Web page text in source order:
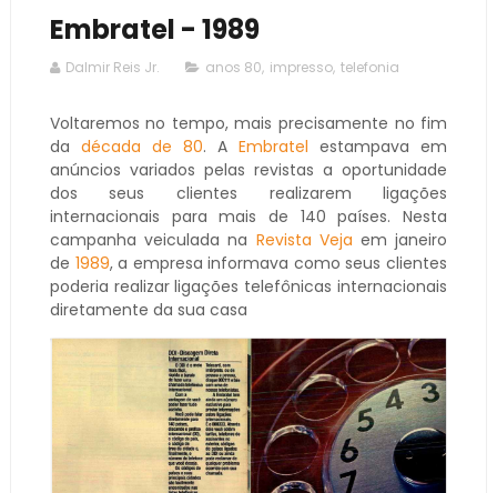
Embratel - 1989
Dalmir Reis Jr. anos 80, impresso, telefonia
Voltaremos no tempo, mais precisamente no fim
da década de 80. AEmbratel estampava em
anúncios variados pelas revistas a oportunidade
dos seus clientes realizarem ligações
internacionais para mais de 140 países. Nesta
campanha veiculada na Revista Veja em janeiro
de 1989, a empresa informava como seus clientes
poderia realizar ligações telefônicas internacionais
diretamente da sua casa